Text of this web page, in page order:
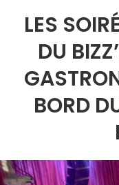
LES
DU
BORD